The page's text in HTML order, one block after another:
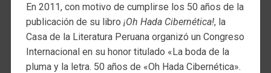
En 2011, con motivo de cumplirse los 50 años de la
publicación de su libro ¡Oh Hada Cibernética!, la
Casa de la Literatura Peruana organizó un Congreso
Internacional en su honor titulado «La boda de la
pluma y la letra. 50 años de «Oh Hada Cibernética».